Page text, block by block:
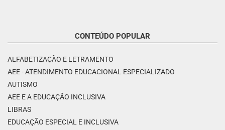
CONTEÚDO POPULAR
ALFABETIZAÇÃO E LETRAMENTO
AEE - ATENDIMENTO EDUCACIONAL ESPECIALIZADO
AUTISMO
AEE E A EDUCAÇÃO INCLUSIVA
LIBRAS
EDUCAÇÃO ESPECIAL E INCLUSIVA